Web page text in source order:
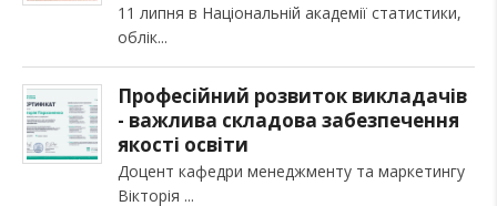
11 липня в Національній академії статистики,
облік
Професійний розвиток викладачів
- важлива складова забезпечення
якості освіти
Доцент кафедри менеджменту та маркетингу
Вікторія